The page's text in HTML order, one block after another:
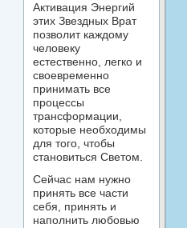
Активация Энергий
этих Звездных Врат
позволит каждому
человеку
естественно, легко и
своевременно
принимать все
процессы
трансформации,
которые необходимы
для того, чтобы
становиться Светом.
Сейчас нам нужно
принять все части
себя, принять и
наполнить любовью